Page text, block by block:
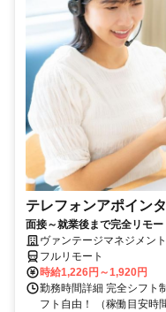
テレフォンアポイン
面接～就業後まで完全リモ
ヴァンテージマネジメン
フルリモート
時給1,226円～1,920円
勤務時間詳細 完全シフト
フト自由！ （稼働目安